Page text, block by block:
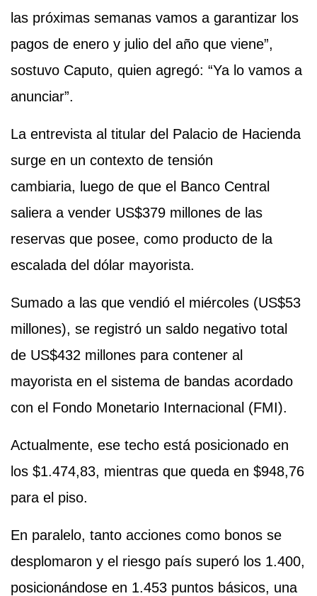
las próximas semanas vamos a garantizar los
pagos de enero y julio del año que viene”,
sostuvo Caputo, quien agregó: “Ya lo vamos a
anunciar”.
La entrevista al titular del Palacio de Hacienda
surge en un contexto de tensión
cambiaria, luego de que el Banco Central
saliera a vender US$379 millones de las
reservas que posee, como producto de la
escalada del dólar mayorista.
Sumado a las que vendió el miércoles (US$53
millones), se registró un saldo negativo total
de US$432 millones para contener al
mayorista en el sistema de bandas acordado
con el Fondo Monetario Internacional (FMI).
Actualmente, ese techo está posicionado en
los $1.474,83, mientras que queda en $948,76
para el piso.
En paralelo, tanto acciones como bonos se
desplomaron y el riesgo país superó los 1.400,
posicionándose en 1.453 puntos básicos, una